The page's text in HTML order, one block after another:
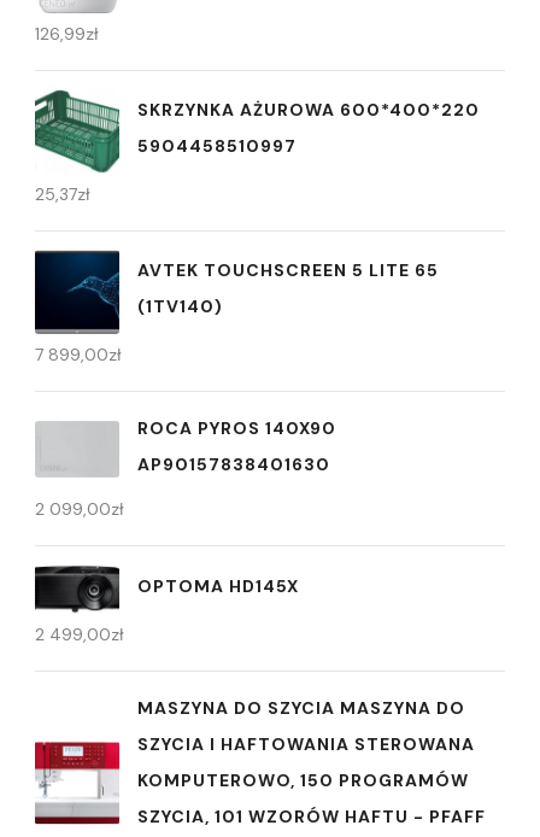
126,99zł
SKRZYNKA AŻUROWA 600*400*220
5904458510997
25,37zł
AVTEK TOUCHSCREEN 5 LITE 65
(1TV140)
7 899,00zł
ROCA PYROS 140X90
AP90157838401630
2 099,00zł
OPTOMA HD145X
2 499,00zł
MASZYNA DO SZYCIA MASZYNA DO
SZYCIA I HAFTOWANIA STEROWANA
KOMPUTEROWO, 150 PROGRAMÓW
SZYCIA, 101 WZORÓW HAFTU - PFAFF